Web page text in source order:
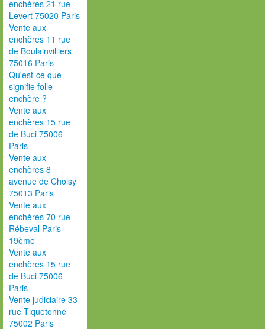
enchères 21 rue
Levert 75020 Paris
Vente aux
enchères 11 rue
de Boulainvilliers
75016 Paris
Qu'est-ce que
signifie folle
enchère ?
Vente aux
enchères 15 rue
de Buci 75006
Paris
Vente aux
enchères 8
avenue de Choisy
75013 Paris
Vente aux
enchères 70 rue
Rébeval Paris
19ème
Vente aux
enchères 15 rue
de Buci 75006
Paris
Vente judiciaire 33
rue Tiquetonne
75002 Paris